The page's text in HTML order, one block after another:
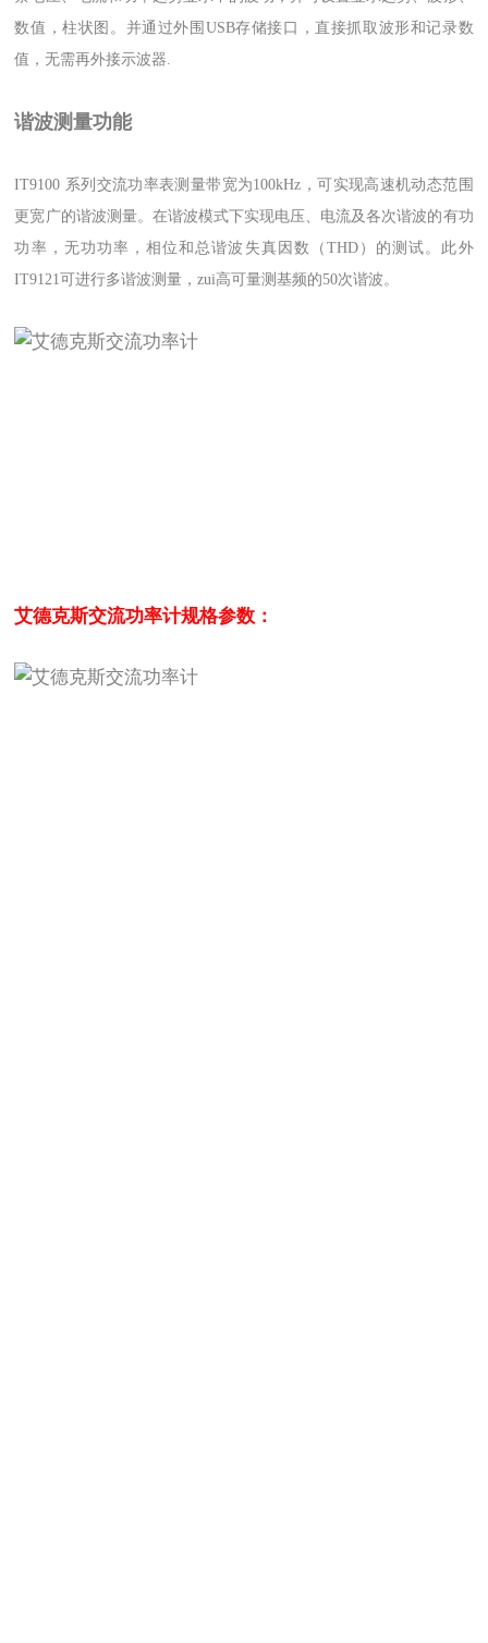
数值，柱状图。并通过外围USB存储接口，直接抓取波形和记录数
值，无需再外接示波器.
谐波测量功能
IT9100 系列交流功率表测量带宽为100kHz，可实现高速机动态范围
更宽广的谐波测量。在谐波模式下实现电压、电流及各次谐波的有功
功率，无功功率，相位和总谐波失真因数（THD）的测试。此外
IT9121可进行多谐波测量，zui高可量测基频的50次谐波。
艾德克斯交流功率计规格参数：